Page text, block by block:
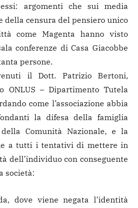
argomenti che sui media
censura del pensiero unico
come Magenta hanno visto
conferenze di Casa Giacobbe
persone.
il Dott. Patrizio Bertoni,
ONLUS – Dipartimento Tutela
come l’associazione abbia
la difesa della famiglia
Comunità Nazionale, e la
a tutti i tentativi di mettere in
dell’individuo con conseguente
società:
dove viene negata l’identità